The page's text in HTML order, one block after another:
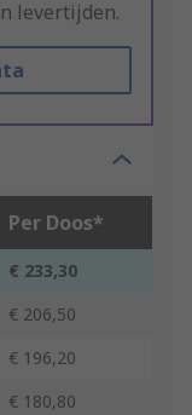
levertijden.
Per Doos*
€ 233,30
€ 206,50
€ 196,20
€ 180,80